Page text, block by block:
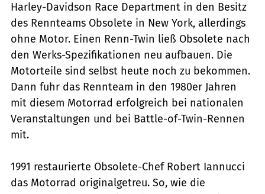
Harley-Davidson Race Department in den Besitz
des Rennteams Obsolete in New York, allerdings
ohne Motor. Einen Renn-Twin ließ Obsolete nach
den Werks-Spezifikationen neu aufbauen. Die
Motorteile sind selbst heute noch zu bekommen.
Dann fuhr das Rennteam in den 1980er Jahren
mit diesem Motorrad erfolgreich bei nationalen
Veranstaltungen und bei Battle-of-Twin-Rennen
mit.
1991 restaurierte Obsolete-Chef Robert Iannucci
das Motorrad originalgetreu. So, wie die